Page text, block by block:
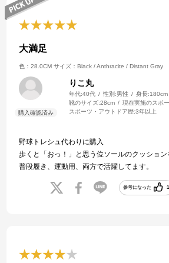
大満足
色：28.0CM サイズ：Black / Anthracite / Distant Gray
りこ丸
年代:40代 性別:男性 身長:180cm
靴のサイズ:28cm 現在実施のスポ
スポーツ・アウトドア歴:3年以上
野球トレシュ代わりに購入
歩くと「おっ！」と思う位ソールのクッション
普段履き、運動用、両方で活躍してます。
参考になった 1